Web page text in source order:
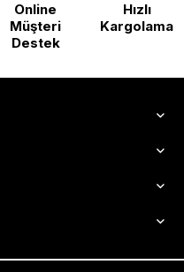
Online
Müşteri
Destek
Hızlı
Kargolama